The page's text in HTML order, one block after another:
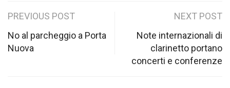
Post
navigation
PREVIOUS POST
No al parcheggio a Porta
Nuova
NEXT POST
Note internazionali di
clarinetto portano
concerti e conferenze